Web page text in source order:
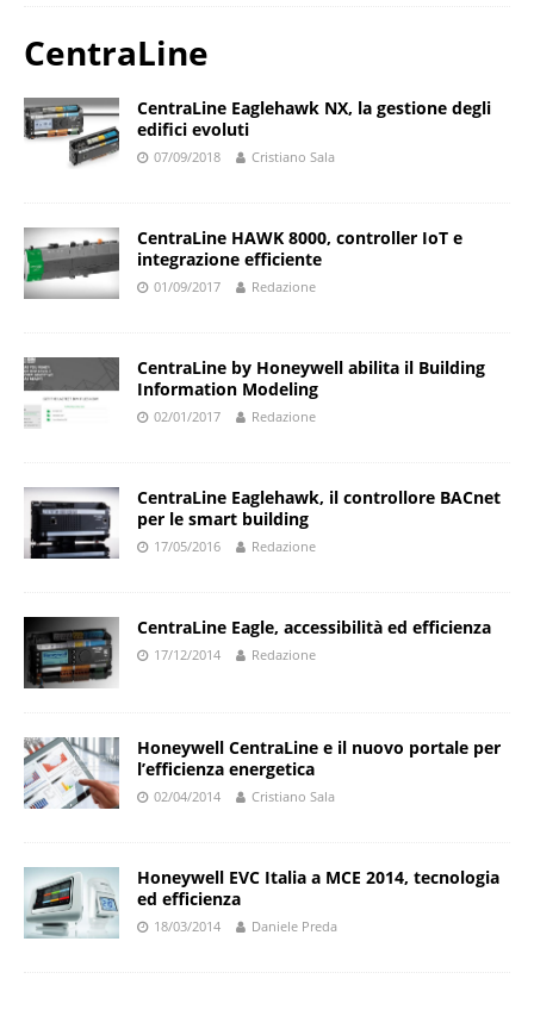
CentraLine
CentraLine Eaglehawk NX, la gestione degli
edifici evoluti
07/09/2018 Cristiano Sala
CentraLine HAWK 8000, controller IoT e
integrazione efficiente
01/09/2017 Redazione
CentraLine by Honeywell abilita il Building
Information Modeling
02/01/2017 Redazione
CentraLine Eaglehawk, il controllore BACnet
per le smart building
17/05/2016 Redazione
CentraLine Eagle, accessibilità ed efficienza
17/12/2014 Redazione
Honeywell CentraLine e il nuovo portale per
l’efficienza energetica
02/04/2014 Cristiano Sala
Honeywell EVC Italia a MCE 2014, tecnologia
ed efficienza
18/03/2014 Daniele Preda